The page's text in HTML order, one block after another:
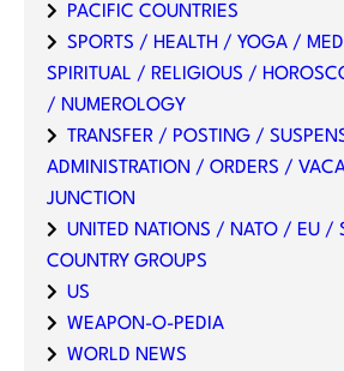
PACIFIC COUNTRIES
SPORTS / HEALTH / YOGA /
SPIRITUAL / RELIGIOUS /
/ NUMEROLOGY
TRANSFER / POSTING /
ADMINISTRATION / ORDERS /
JUNCTION
UNITED NATIONS / NATO / EU /
COUNTRY GROUPS
US
WEAPON-O-PEDIA
WORLD NEWS